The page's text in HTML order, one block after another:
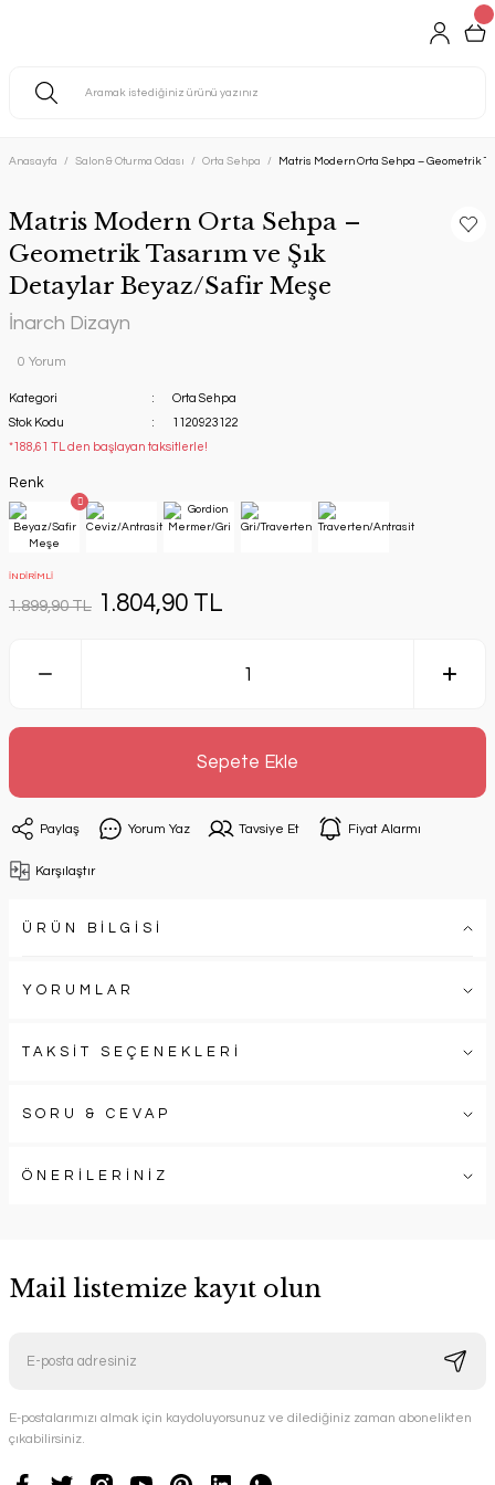
Anasayfa Salon & Oturma Odası Orta Sehpa Matris Modern Orta Sehpa – Geometrik
Matris Modern Orta Sehpa –
Geometrik Tasarım ve Şık
Detaylar Beyaz/Safir Meşe
İnarch Dizayn
0 Yorum
Kategori
Orta Sehpa
Stok Kodu
1120923122
*188,61 TL den başlayan taksitlerle!
Renk
İNDİRİMLİ
1.899,90 TL 1.804,90 TL
Sepete Ekle
Paylaş Yorum Yaz Tavsiye Et Fiyat Alarmı
Karşılaştır
ÜRÜN BİLGİSİ
YORUMLAR
TAKSİT SEÇENEKLERİ
SORU & CEVAP
ÖNERİLERİNİZ
Mail listemize kayıt olun
E-postalarımızı almak için kaydoluyorsunuz ve dilediğiniz zaman abonelikten
çıkabilirsiniz.